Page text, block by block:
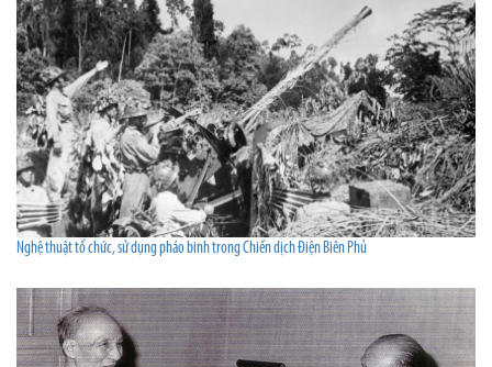
Nghệ thuật tổ chức, sử dụng pháo binh trong Chiến dịch Điện Biên Phủ